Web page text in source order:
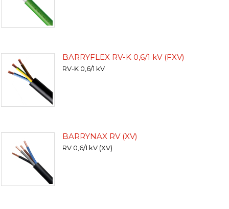
BARRYFLEX RV-K 0,6/1 kV (FXV)
RV-K 0,6/1 kV
BARRYNAX RV (XV)
RV 0,6/1 kV (XV)